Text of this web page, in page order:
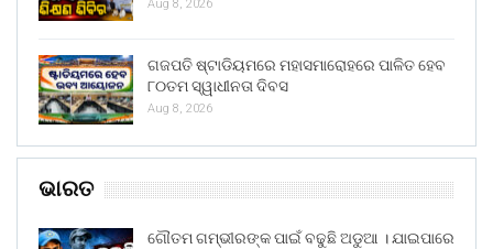
Aug 8, 2026
ଗଜପତି ଷ୍ଟାଡିୟମରେ ମହାସମାରୋହରେ ପାଳିତ ହେବ
୮୦ତମ ସ୍ୱାଧୀନତା ଦିବସ
Aug 8, 2026
ଭାରତ
ଗୌତମ ଗମ୍ଭୀରଙ୍କ ପାଇଁ ବଢୁଛି ଅଡୁଆ । ଯାଇପାରେ